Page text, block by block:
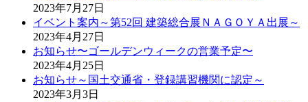
2023年7月27日
イベント案内～第52回 建築総合展ＮＡＧＯＹＡ出展～
2023年4月27日
お知らせ〜ゴールデンウィークの営業予定〜
2023年4月25日
お知らせ～国土交通省・登録講習機関に認定～
2023年3月3日